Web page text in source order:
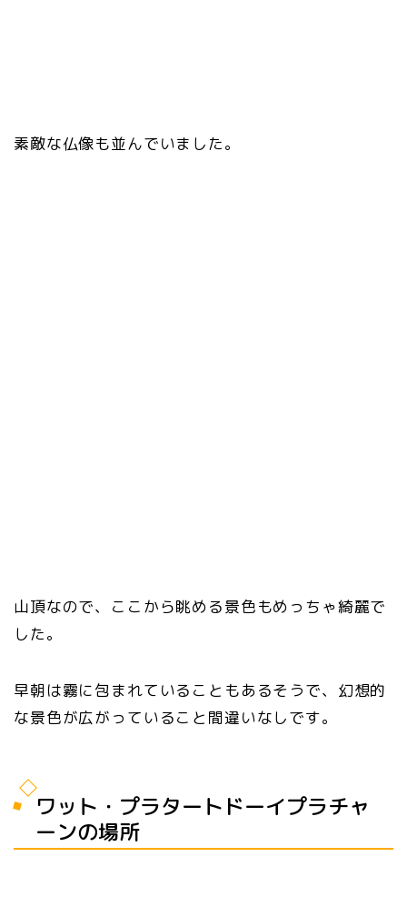
素敵な仏像も並んでいました。
山頂なので、ここから眺める景色もめっちゃ綺麗で
した。
早朝は霧に包まれていることもあるそうで、幻想的
な景色が広がっていること間違いなしです。
ワット・プラタートドーイプラチャ
ーンの場所